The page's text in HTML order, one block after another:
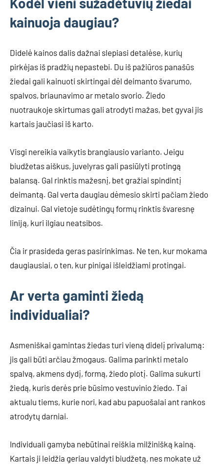
kainuoja daugiau?
Didelė kainos dalis dažnai slepiasi detalėse, kurių
pirkėjas iš pradžių nepastebi. Du iš pažiūros panašūs
žiedai gali kainuoti skirtingai dėl deimanto švarumo,
spalvos, briaunavimo ar metalo svorio. Žiedo
nuotraukoje skirtumas gali atrodyti mažas, bet gyvai jis
kartais jaučiasi iš karto.
Visgi nereikia vaikytis brangiausio varianto. Jeigu
biudžetas aiškus, juvelyras gali pasiūlyti protingą
balansą. Gal rinktis mažesnį, bet gražiai spindintį
deimantą. Gal verta daugiau dėmesio skirti pačiam žiedo
dizainui. Gal vietoje sudėtingų formų rinktis švaresnę
liniją, kuri ilgiau neatsibos.
Čia ir prasideda geras pasirinkimas. Ne ten, kur mokama
daugiausiai, o ten, kur pinigai išleidžiami protingai.
Ar verta gaminti žiedą
individualiai?
Asmeniškai gamintas žiedas turi vieną didelį privalumą:
jis gali būti arčiau žmogaus. Galima parinkti metalo
spalvą, akmens dydį, formą, žiedo plotį. Galima sukurti
žiedą, kuris derės prie būsimo vestuvinio žiedo. Tai
aktualu tiems, kurie nori, kad abu papuošalai ant rankos
atrodytų darniai.
Individuali gamyba nebūtinai reiškia milžinišką kainą.
Kartais ji leidžia geriau valdyti biudžetą, nes mokate už